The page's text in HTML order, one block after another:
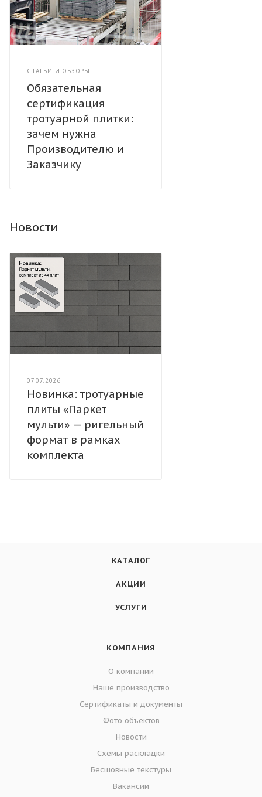
СТАТЬИ И ОБЗОРЫ
Обязательная
сертификация
тротуарной плитки:
зачем нужна
Производителю и
Заказчику
Новости
07.07.2026
Новинка: тротуарные
плиты «Паркет
мульти» — ригельный
формат в рамках
комплекта
КАТАЛОГ
АКЦИИ
УСЛУГИ
КОМПАНИЯ
О компании
Наше производство
Сертификаты и документы
Фото объектов
Новости
Схемы раскладки
Бесшовные текстуры
Вакансии